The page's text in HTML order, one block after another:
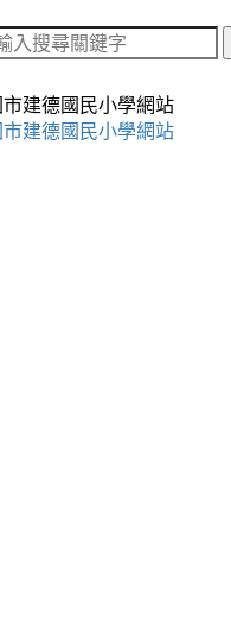
建德國民小學網站
建德國民小學網站